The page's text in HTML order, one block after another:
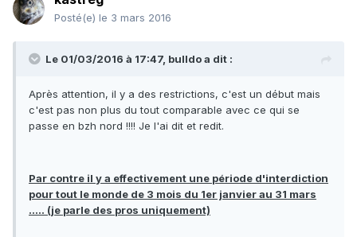
Posté(e) le 3 mars 2016
Le 01/03/2016 à 17:47, bulldo a dit :
Après attention, il y a des restrictions, c'est un début mais
c'est pas non plus du tout comparable avec ce qui se
passe en bzh nord !!!! Je l'ai dit et redit.
Par contre il y a effectivement une période d'interdiction
pour tout le monde de 3 mois du 1er janvier au 31 mars
..... (je parle des pros uniquement)